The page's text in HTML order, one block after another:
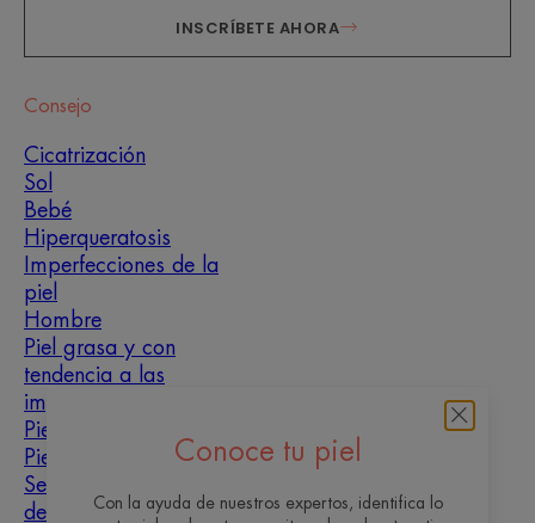
Conoce tu piel
Con la ayuda de nuestros expertos, identifica lo
INSCRÍBETE AHORA
Consejo
Cicatrización
Sol
Bebé
Hiperqueratosis
Imperfecciones de la
piel
Hombre
Piel grasa y con
tendencia a las
imperfecciones
Piel mixta
Piel seca
Sequedad y
deshidratación